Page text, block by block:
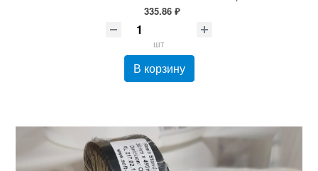
335.86 ₽
шт
В корзину